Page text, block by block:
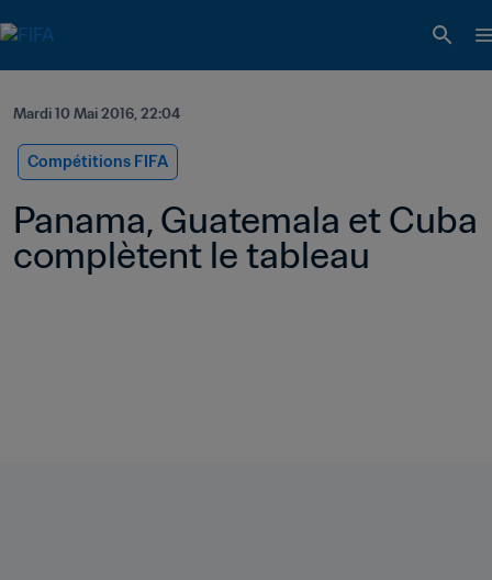
Mardi 10 Mai 2016, 22:04
Compétitions FIFA
Panama, Guatemala et Cuba
complètent le tableau